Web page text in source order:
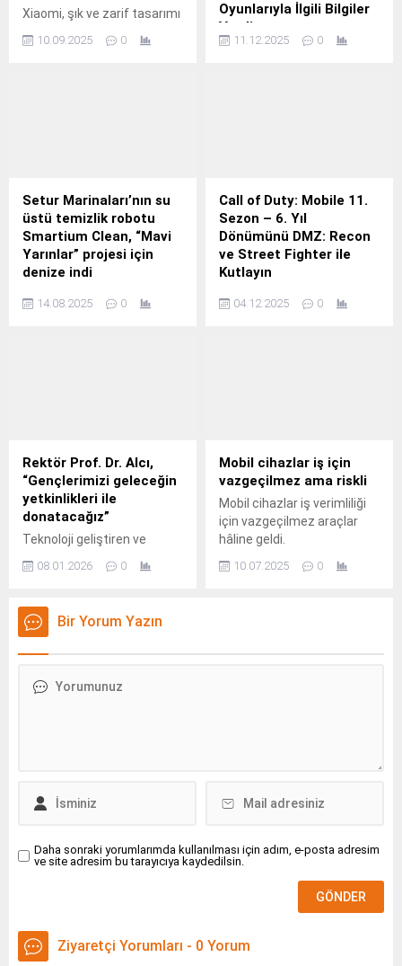
Xiaomi, şık ve zarif tasarımı
buluşturan REDMI 15C’yi
10.09.2025 0
Oyunlarıyla İlgili Bilgiler
Verdi
KRAFTON, Inc.
11.12.2025 0
Setur Marinaları’nın su
üstü temizlik robotu
Smartium Clean, “Mavi
Yarınlar” projesi için
denize indi
marina işletmeciliğini ilke
14.08.2025 0
Call of Duty: Mobile 11.
Sezon – 6. Yıl
Dönümünü DMZ: Recon
ve Street Fighter ile
Kutlayın
04.12.2025 0
Rektör Prof. Dr. Alcı,
“Gençlerimizi geleceğin
yetkinlikleri ile
donatacağız”
Teknoloji geliştiren ve
Türkiye Teknoloji Takımı
08.01.2026 0
Mobil cihazlar iş için
vazgeçilmez ama riskli
Mobil cihazlar iş verimliliği
için vazgeçilmez araçlar
hâline geldi.
10.07.2025 0
Bir Yorum Yazın
Daha sonraki yorumlarımda kullanılması için adım, e-posta adresim
ve site adresim bu tarayıcıya kaydedilsin.
Ziyaretçi Yorumları - 0 Yorum